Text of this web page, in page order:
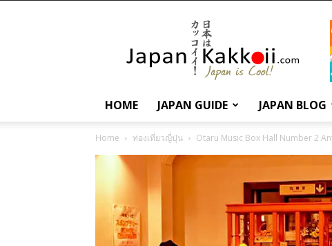
เกี่ยว
กับ
ญี่ปุ่น
และ
การ
เที่ยว
ญี่ปุ่น
HOME JAPAN GUIDE JAPAN BLOG
Home ท่องเที่ยวญี่ปุ่น Otaru Music Box Hall Number 2